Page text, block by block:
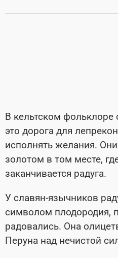
В кельтском фольклоре
это дорога для
исполнять желания.
золотом в том месте,
заканчивается радуга.
У славян-язычников
символом плодородия,
радовались. Она
Перуна над нечистой